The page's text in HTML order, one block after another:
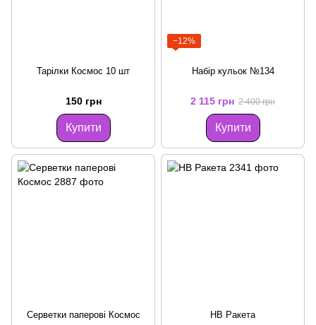
Тарілки Космос 10 шт
150 грн
Купити
−12%
Набір кульок №134
2 115 грн 2 400 грн
Купити
Серветки паперові Космос HB Ракета